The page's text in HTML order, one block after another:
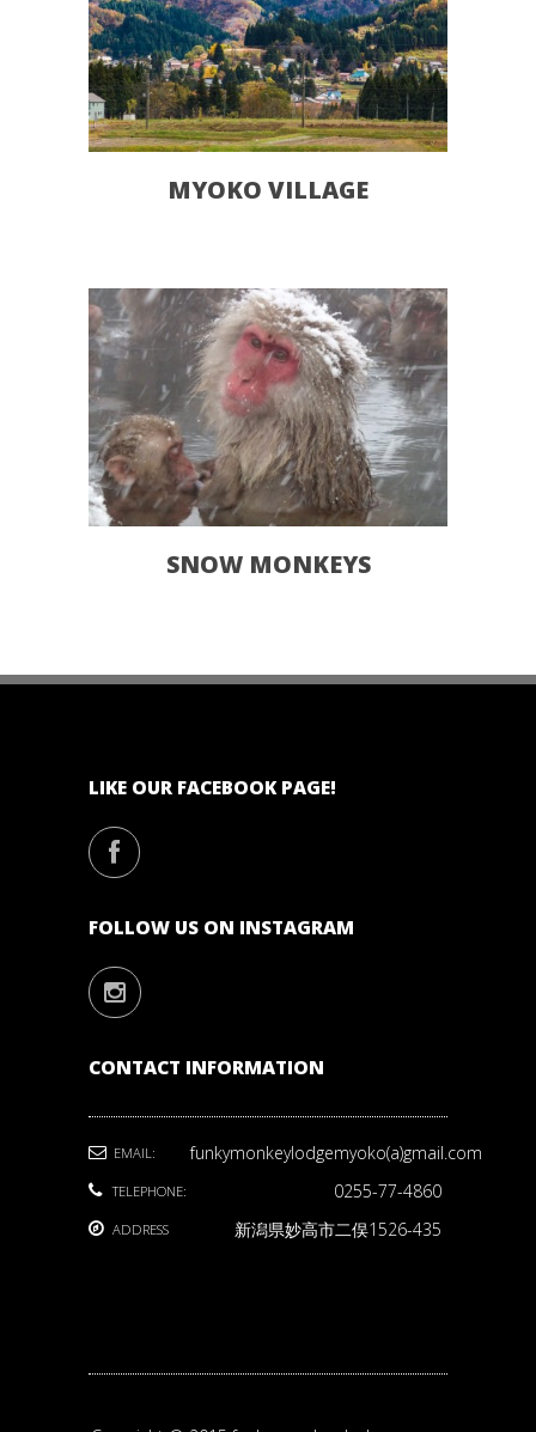
MYOKO VILLAGE
SNOW MONKEYS
LIKE OUR FACEBOOK PAGE!
FOLLOW US ON INSTAGRAM
CONTACT INFORMATION
EMAIL: funkymonkeylodgemyoko(a)gmail.com
TELEPHONE: 0255-77-4860
ADDRESS 新潟県妙高市二俣1526-435